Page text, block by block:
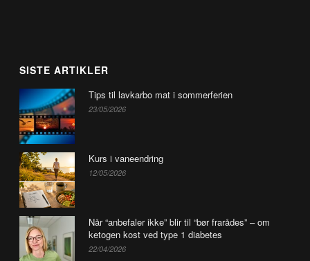
SISTE ARTIKLER
Tips til lavkarbo mat i sommerferien
23/05/2026
Kurs i vaneendring
12/05/2026
Når “anbefaler ikke” blir til “bør frarådes” – om
ketogen kost ved type 1 diabetes
22/04/2026